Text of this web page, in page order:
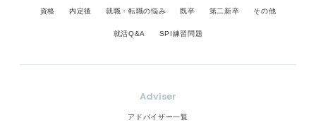
資格 内定後 就職・転職の悩み 既卒 第二新卒 その他
就活Q&A SPI練習問題
Adviser
アドバイザー一覧